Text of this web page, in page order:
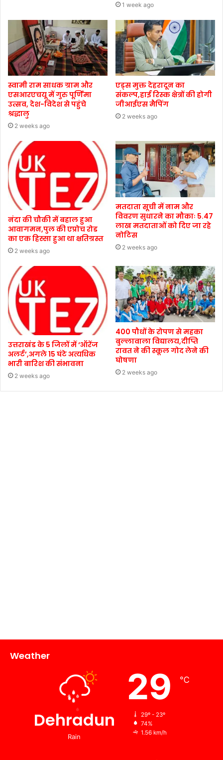
1 week ago
स्वामी राम साधक ग्राम और
एसआरएचयू में गुरु पूर्णिमा
उत्सव, देश-विदेश से पहुंचे
श्रद्धालु
2 weeks ago
एड्स मुक्त देहरादून का
संकल्प,हाई रिस्क क्षेत्रों की होगी
जीआईएस मैपिंग
2 weeks ago
नंदा की चौकी में बहाल हुआ
आवागमन,पुल की एप्रोच रोड
का एक हिस्सा हुआ था क्षतिग्रस्त
2 weeks ago
मतदाता सूची में नाम और
विवरण सुधारने का मौकाः 5.47
लाख मतदाताओं को दिए जा रहे
नोटिस
2 weeks ago
उत्तराखंड के 5 जिलों में ‘ऑरेंज
अलर्ट’,अगले 15 घंटे अत्यधिक
भारी बारिश की संभावना
2 weeks ago
400 पौधों के रोपण से महका
बुल्लावाला विद्यालय,दीप्ति
रावत ने की स्कूल गोद लेने की
घोषणा
2 weeks ago
Weather
Dehradun
Rain
29 ℃
29º - 23º
74%
1.56 km/h